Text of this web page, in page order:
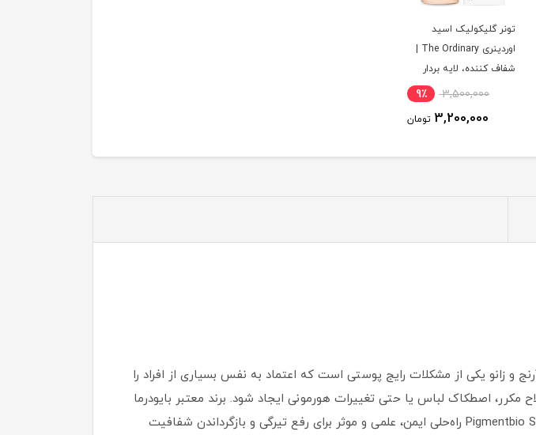
تونر گلیکولیک اسید
شفاف کننده، لایه بردار
ملایم، آبرسان | 240 میل | 3,500,000 9٪
3,200,000 تومان
و زانو یکی از مشکلات رایج پوستی است که اعتماد به نفس بسیاری از افراد را
مکرر، اصطکاک لباس یا حتی تغییرات هورمونی ایجاد شود. برند معتبر بایودرما
(Bioderma) با معرفی محصول کرم روشن کننده نواحی حساس بدن Pigmentbio Sensitive Areas راه‌حلی ایمن، علمی و موثر برای رفع تیرگی و بازگرداندن شفافیت